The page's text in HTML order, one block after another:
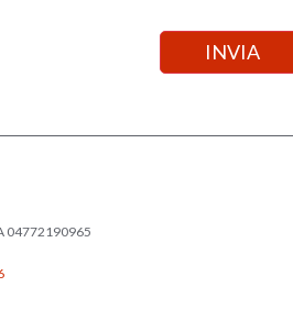
04772190965